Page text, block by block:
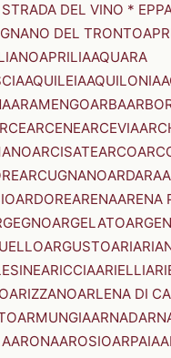
DEL VINO *
DEL TRONTO
APRILIAAQUARA
AQUILEIAAQUILONIA
ARAMENGOARBA
ARCENEARCEVIA
ARCISATEARCO
ARCUGNANOARDARA
ARDOREARENAARENA
ARGELATO
ARGUSTOARI
ARICCIAARIELLI
ARIZZANOARLENA DI
ARMUNGIAARNAD
ARONAAROSIOARPAIA